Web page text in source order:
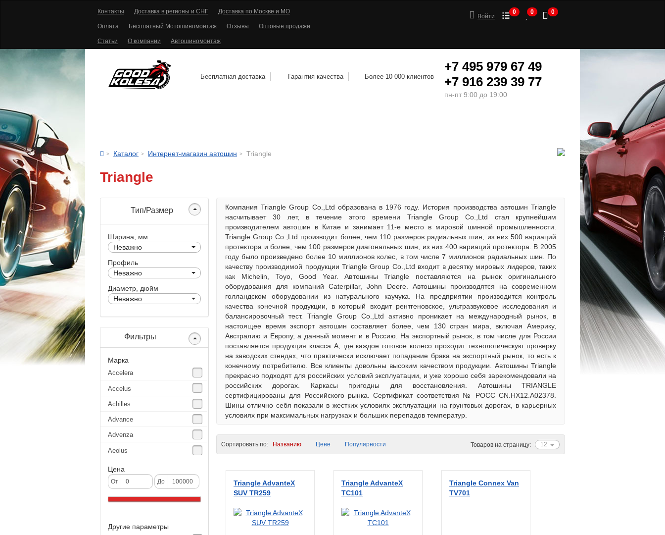
Контакты Доставка в регионы и СНГ Доставка по Москве и МО
Оплата Бесплатный Мотошиномонтаж Отзывы Оптовые продажи
Статьи О компании Автошиномонтаж
Войти
0 0 0
Бесплатная доставка Гарантия качества Более 10 000 клиентов
+7 495 979 67 49
+7 916 239 39 77
пн-пт 9:00 до 19:00
Каталог Интернет-магазин автошин Triangle
Triangle
Тип/Размер
Ширина, мм
Неважно
Профиль
Неважно
Диаметр, дюйм
Неважно
Фильтры
Марка
Accelera
Accelus
Achilles
Advance
Advenza
Aeolus
Agate
Agrica
Alliance
Altura
Цена
От До
Другие параметры
Компания Triangle Group Co.,Ltd образована в 1976 году. История производства автошин Triangle
насчитывает 30 лет, в течение этого времени Triangle Group Co.,Ltd стал крупнейшим
производителем автошин в Китае и занимает 11-е место в мировой шинной промышленности.
Triangle Group Co.,Ltd производит более, чем 110 размеров радиальных шин, из них 500 вариаций
протектора и более, чем 100 размеров диагональных шин, из них 400 вариаций протектора. В 2005
году было произведено более 10 миллионов колес, в том числе 7 миллионов радиальных шин. По
качеству производимой продукции Triangle Group Co.,Ltd входит в десятку мировых лидеров, таких
как Michelin, Toyo, Good Year. Автошины Triangle поставляются на рынок оригинального
оборудования для компаний Caterpillar, John Deere. Автошины производятся на современном
голландском оборудовании из натурального каучука. На предприятии производится контроль
качества конечной продукции, в который входит рентгеновское, ультразвуковое исследования и
балансировочный тест. Triangle Group Co.,Ltd активно проникает на международный рынок, в
настоящее время экспорт автошин составляет более, чем 130 стран мира, включая Америку,
Австралию и Европу, а данный момент и в Россию. На экспортный рынок, в том числе для России
поставляется продукция класса А, где каждое готовое колесо проходит технологическую проверку
на заводских стендах, что практически исключает попадание брака на экспортный рынок, то есть к
конечному потребителю. Все клиенты довольны высоким качеством продукции. Автошины Triangle
прекрасно подходят для российских условий эксплуатации, и уже хорошо себя зарекомендовали на
российских дорогах. Каркасы пригодны для восстановления. Автошины TRIANGLE
сертифицированы для Российского рынка. Сертификат соответствия № РОСС CN.HX12.А02378.
Шины отлично себя показали в жестких условиях эксплуатации на грунтовых дорогах, в карьерных
условиях при максимальных нагрузках и больших перепадов температур.
12
Товаров на страницу:
Сортировать по: Названию Цене Популярности
Triangle AdvanteX
SUV TR259
Triangle AdvanteX
TC101
Triangle Connex Van
TV701